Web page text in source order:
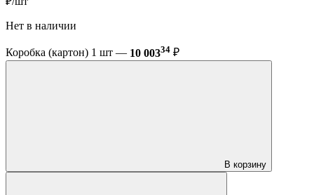
Нет в наличии
Коробка (картон) 1 шт — 10 00334 ₽
В корзину